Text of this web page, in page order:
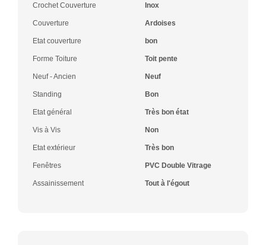
Crochet Couverture Inox
Couverture Ardoises
Etat couverture bon
Forme Toiture Toit pente
Neuf - Ancien Neuf
Standing Bon
Etat général Très bon état
Vis à Vis Non
Etat extérieur Très bon
Fenêtres PVC Double Vitrage
Assainissement Tout à l'égout